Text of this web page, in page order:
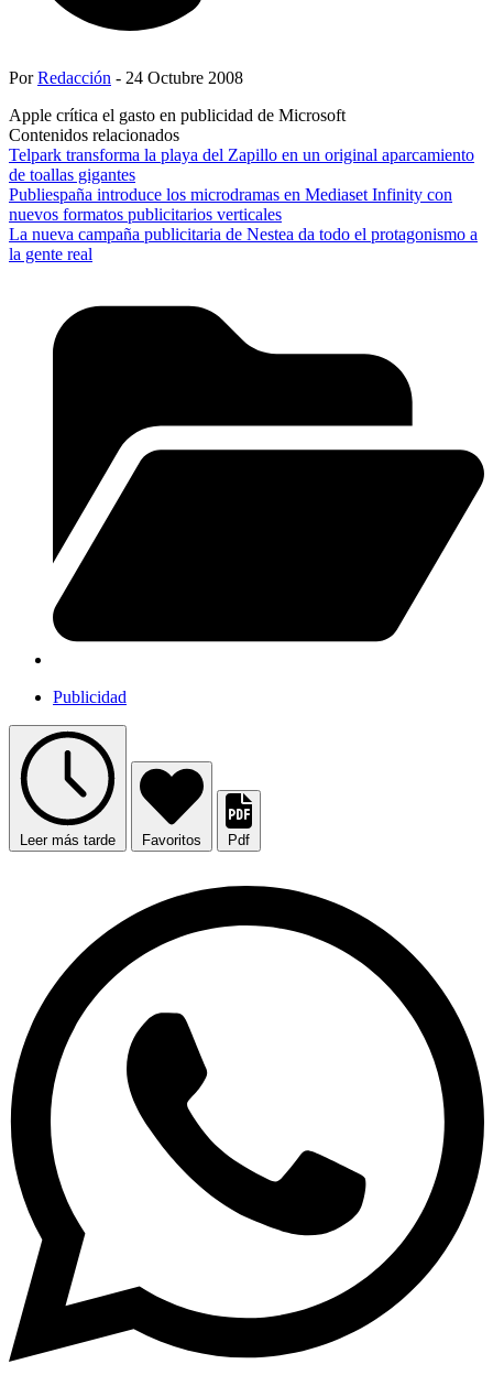
PorRedacción - 24 Octubre 2008
Apple crítica el gasto en publicidad de Microsoft
Contenidos relacionados
Telpark transforma la playa del Zapillo en un original aparcamiento
de toallas gigantes
Publiespaña introduce los microdramas en Mediaset Infinity con
nuevos formatos publicitarios verticales
La nueva campaña publicitaria de Nestea da todo el protagonismo a
la gente real
Publicidad
Leer más tarde Favoritos Pdf